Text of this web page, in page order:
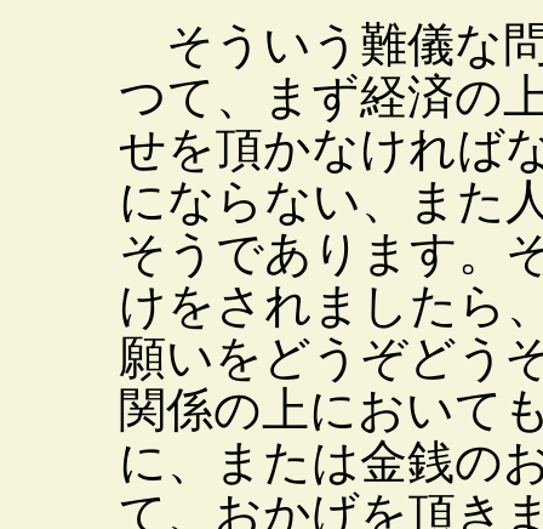
そういう難儀な
つて、まず経済の
せを頂かなければ
にならない、また
そうであります。
けをされましたら
願いをどうぞどう
関係の上において
に、または金銭の
て、おかげを頂き